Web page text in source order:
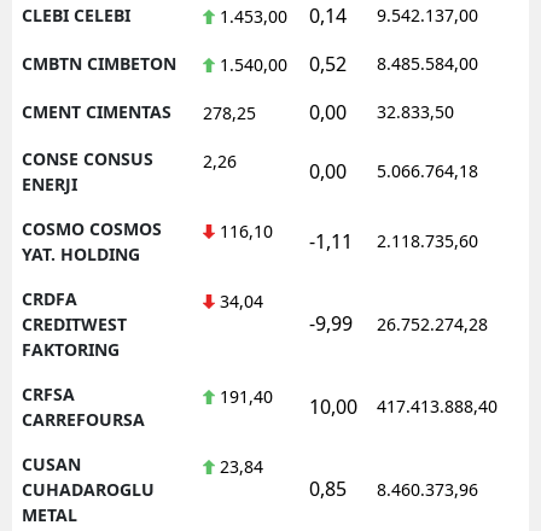
CLEBI CELEBI 1.453,00 0,14 9.542.137,00
CMBTN CIMBETON 1.540,00 0,52 8.485.584,00
CMENT CIMENTAS 278,25 0,00 32.833,50
CONSE CONSUS
ENERJI
2,26 0,00 5.066.764,18
COSMO COSMOS
YAT. HOLDING
116,10 -1,11 2.118.735,60
CRDFA
CREDITWEST
FAKTORING
34,04
-9,99 26.752.274,28
CRFSA
CARREFOURSA
191,40 10,00 417.413.888,40
CUSAN
CUHADAROGLU
METAL
23,84
0,85 8.460.373,96